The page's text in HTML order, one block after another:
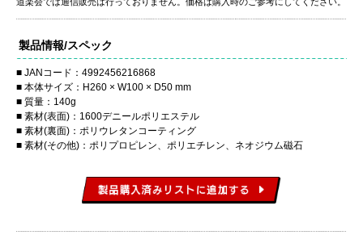
製品情報/スペック
JANコード：4992456216868
本体サイズ：H260 × W100 × D50 mm
質量：140g
素材(表面)：1600デニールポリエステル
素材(裏面)：ポリウレタンコーティング
素材(その他)：ポリプロピレン、ポリエチレン、ネオジウム磁石